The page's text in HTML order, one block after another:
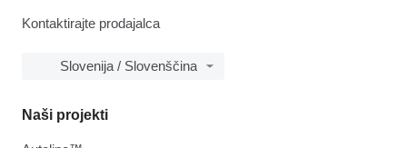
Kontaktirajte prodajalca
Slovenija / Slovenščina
Naši projekti